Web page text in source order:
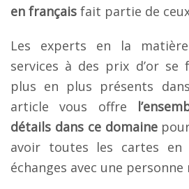
en français fait partie de
Les experts en la
services à des prix d’or se
plus en plus présents
article vous offre
détails dans ce domainepour
avoir toutes les cartes
échanges avec une